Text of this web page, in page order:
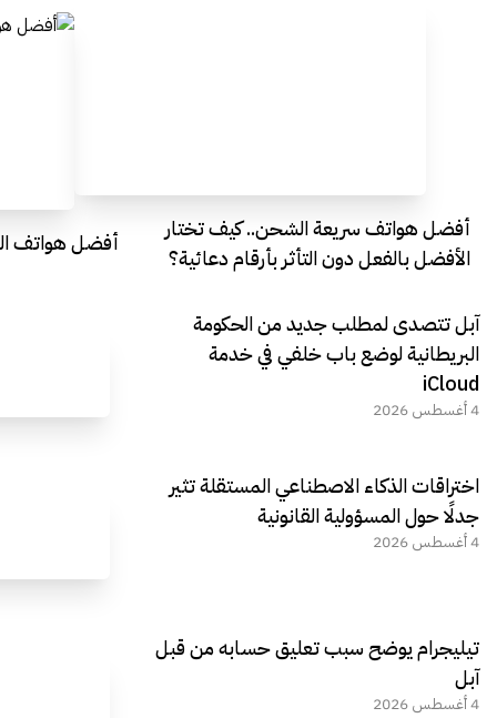
أفضل هواتف سريعة الشحن.. كيف تختار
الأفضل بالفعل دون التأثر بأرقام دعائية؟
أفضل هواتف
آبل تتصدى لمطلب جديد من الحكومة
البريطانية لوضع باب خلفي في خدمة
iCloud
4 أغسطس 2026
اختراقات الذكاء الاصطناعي المستقلة تثير
جدلًا حول المسؤولية القانونية
4 أغسطس 2026
تيليجرام يوضح سبب تعليق حسابه من قبل
آبل
4 أغسطس 2026